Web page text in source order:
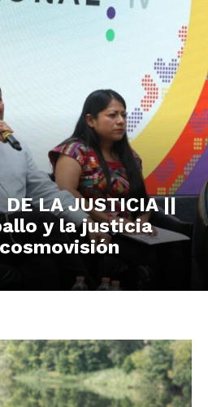
enlazadas
DE LA JUSTICIA ||
y la justicia